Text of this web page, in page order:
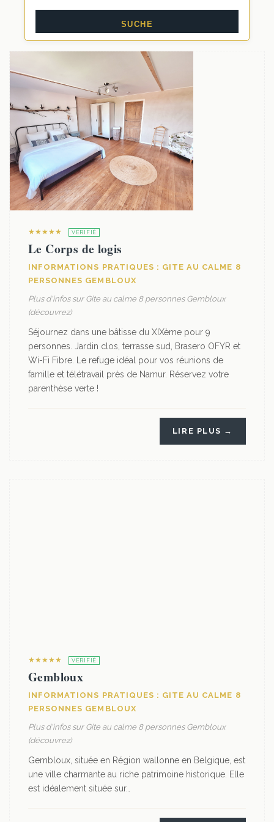
★★★★★ VÉRIFIÉ
Le Corps de logis
INFORMATIONS PRATIQUES : GITE AU CALME 8
PERSONNES GEMBLOUX
Plus d'infos sur Gite au calme 8 personnes Gembloux
(découvrez)
Séjournez dans une bâtisse du XIXème pour 9
personnes. Jardin clos, terrasse sud, Brasero OFYR et
Wi-Fi Fibre. Le refuge idéal pour vos réunions de
famille et télétravail près de Namur. Réservez votre
parenthèse verte !
LIRE PLUS →
★★★★★ VÉRIFIÉ
Gembloux
INFORMATIONS PRATIQUES : GITE AU CALME 8
PERSONNES GEMBLOUX
Plus d'infos sur Gite au calme 8 personnes Gembloux
(découvrez)
Gembloux, située en Région wallonne en Belgique, est
une ville charmante au riche patrimoine historique. Elle
est idéalement située sur…